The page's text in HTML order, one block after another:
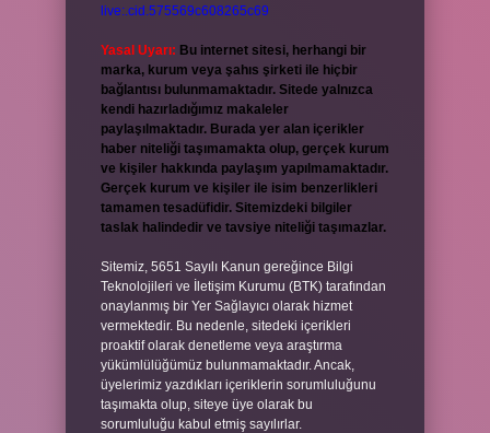
live:.cid.575569c608265c69
Yasal Uyarı: Bu internet sitesi, herhangi bir
marka, kurum veya şahıs şirketi ile hiçbir
bağlantısı bulunmamaktadır. Sitede yalnızca
kendi hazırladığımız makaleler
paylaşılmaktadır. Burada yer alan içerikler
haber niteliği taşımamakta olup, gerçek kurum
ve kişiler hakkında paylaşım yapılmamaktadır.
Gerçek kurum ve kişiler ile isim benzerlikleri
tamamen tesadüfidir. Sitemizdeki bilgiler
taslak halindedir ve tavsiye niteliği taşımazlar.
Sitemiz, 5651 Sayılı Kanun gereğince Bilgi
Teknolojileri ve İletişim Kurumu (BTK) tarafından
onaylanmış bir Yer Sağlayıcı olarak hizmet
vermektedir. Bu nedenle, sitedeki içerikleri
proaktif olarak denetleme veya araştırma
yükümlülüğümüz bulunmamaktadır. Ancak,
üyelerimiz yazdıkları içeriklerin sorumluluğunu
taşımakta olup, siteye üye olarak bu
sorumluluğu kabul etmiş sayılırlar.